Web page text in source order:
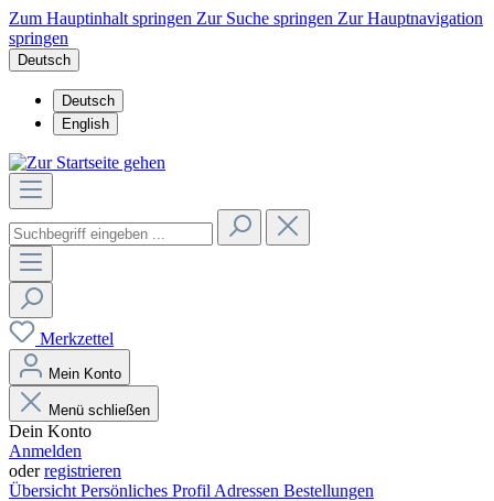
Zum Hauptinhalt springen Zur Suche springen Zur Hauptnavigation
springen
Deutsch
Deutsch
English
Merkzettel
Mein Konto
Menü schließen
Dein Konto
Anmelden
oderregistrieren
Übersicht Persönliches Profil Adressen Bestellungen